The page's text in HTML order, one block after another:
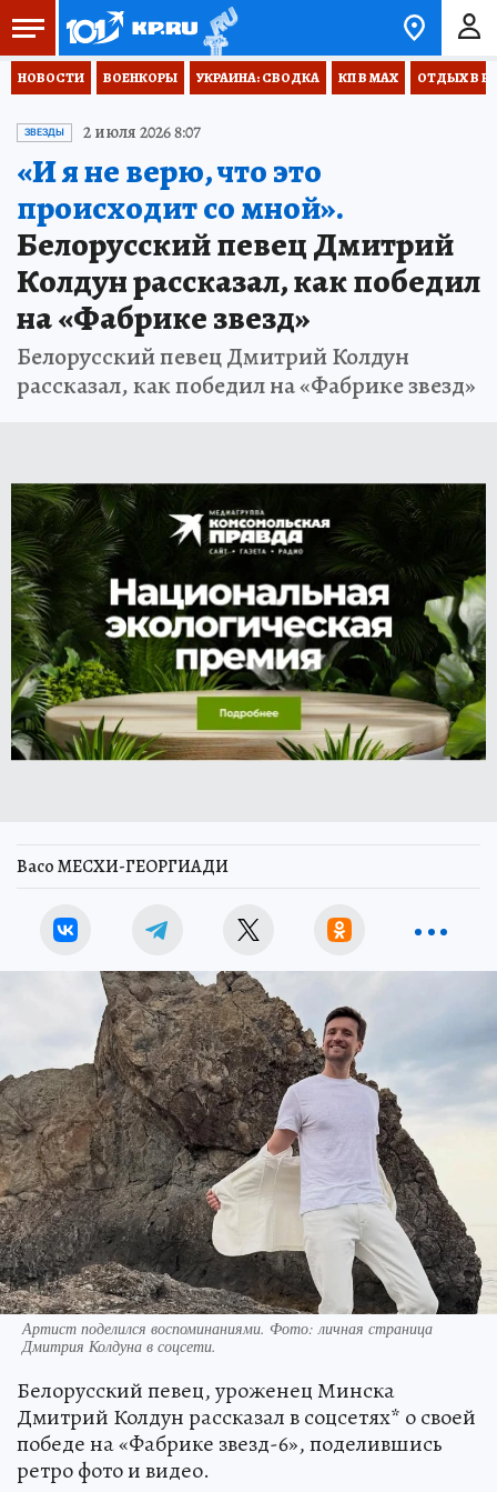
НОВОСТИ ВОЕНКОРЫ УКРАИНА: СВОДКА КП В МАХ ОТДЫХ В
ЗВЕЗДЫ 2 июля 2026 8:07
«И я не верю, что это
происходит со мной».
Белорусский певец Дмитрий
Колдун рассказал, как победил
на «Фабрике звезд»
Белорусский певец Дмитрий Колдун
рассказал, как победил на «Фабрике звезд»
Васо МЕСХИ-ГЕОРГИАДИ
Артист поделился воспоминаниями. Фото: личная страница
Дмитрия Колдуна в соцсети.
Белорусский певец, уроженец Минска
Дмитрий Колдун рассказал в соцсетях* о своей
победе на «Фабрике звезд-6», поделившись
ретро фото и видео.